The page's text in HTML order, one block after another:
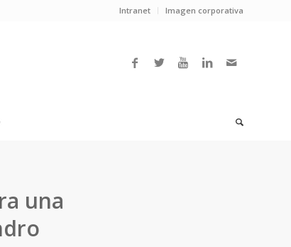
Intranet Imagen corporativa
una